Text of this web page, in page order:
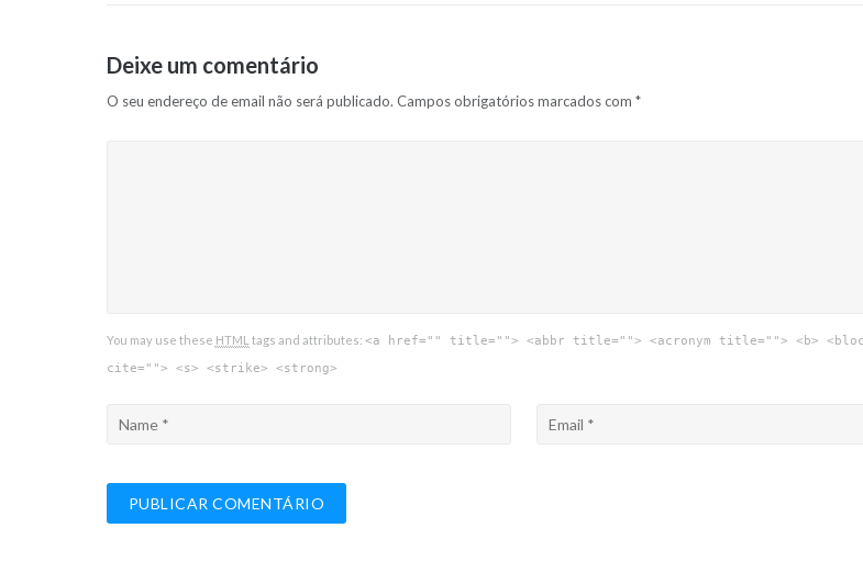
Deixe um comentário
O seu endereço de email não será publicado. Campos obrigatórios marcados com *
You may use these HTML tags and attributes: <a href="" title=""> <abbr title=""> <acronym title=""> <b>
cite=""> <s> <strike> <strong>